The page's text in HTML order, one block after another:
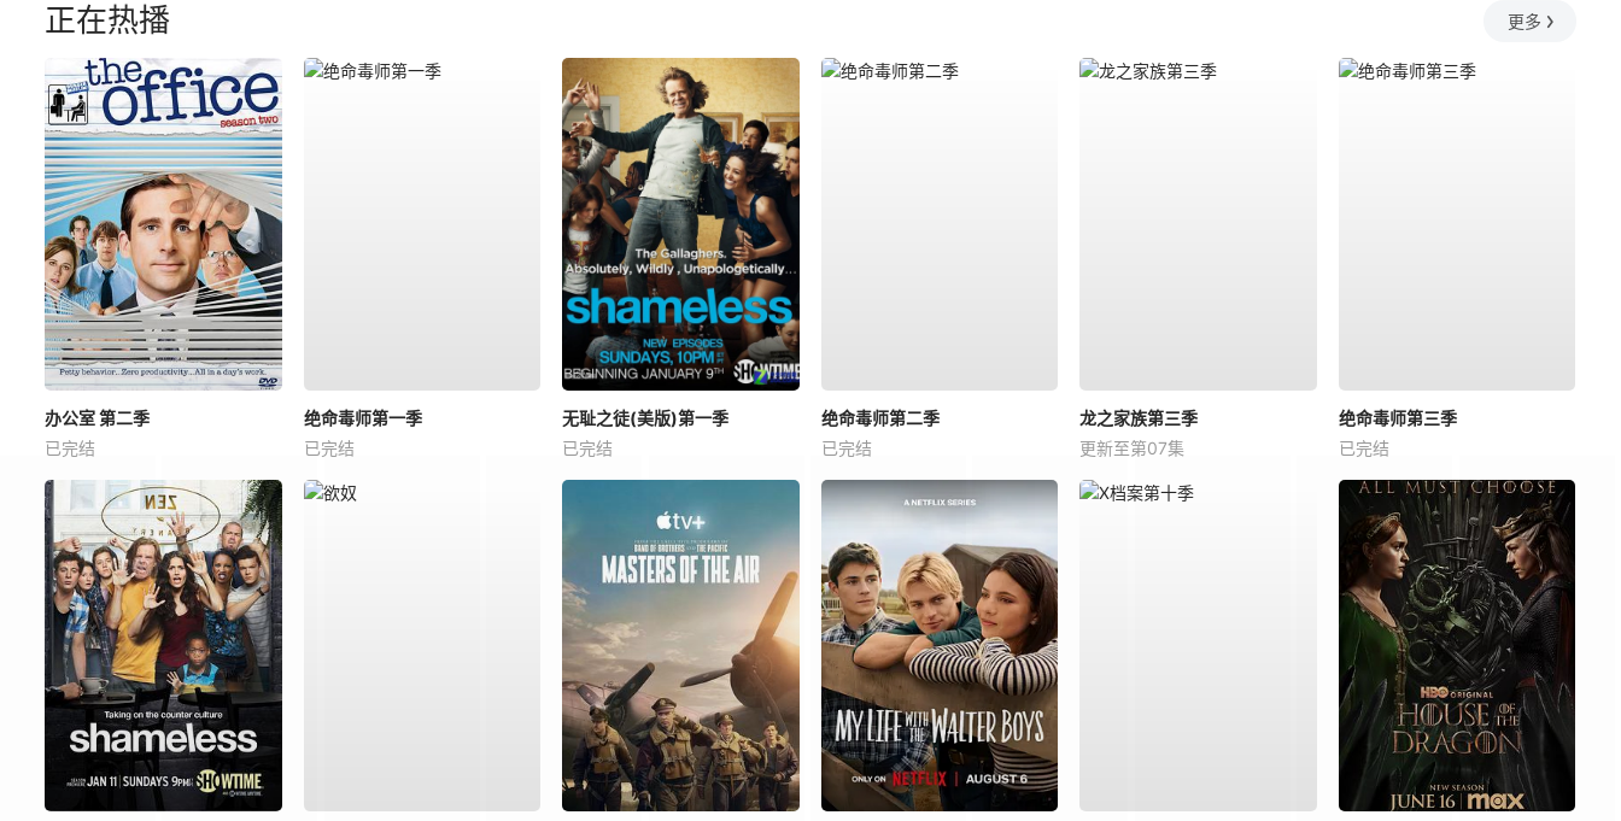
正在热播 更多
办公室 第二季
已完结
绝命毒师第一季
已完结
无耻之徒(美版)第一季
已完结
绝命毒师第二季
已完结
龙之家族第三季
更新至第07集
绝命毒师第三季
已完结